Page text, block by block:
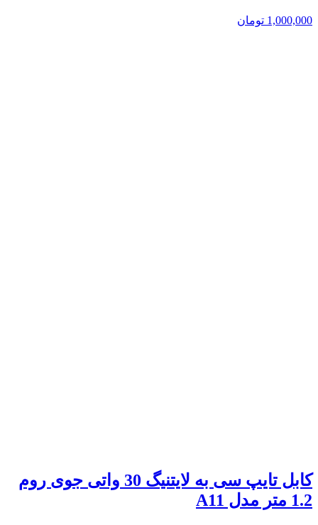
1,000,000 تومان
کابل تایپ سی به لایتنیگ 30 واتی جوی روم
1.2 متر مدل A11